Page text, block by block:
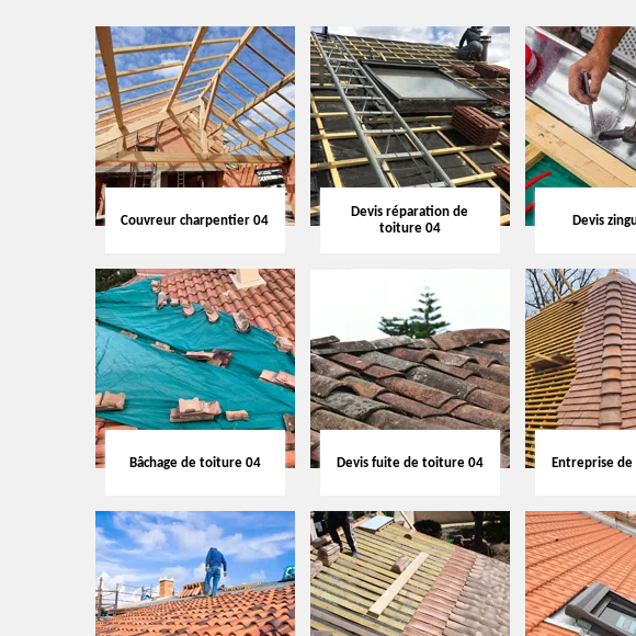
Couvreur charpentier 04
Devis réparation de
toiture 04
Devis
Bâchage de toiture 04 Devis fuite de toiture 04 Entreprise